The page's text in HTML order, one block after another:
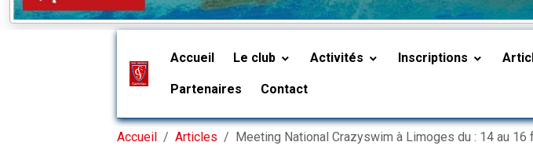
Accueil Le club Activités Inscriptions
Partenaires Contact
Accueil Articles Meeting National Crazyswim à Limoges du : 14 au 16